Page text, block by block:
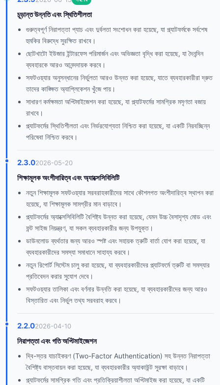
চূড়ান্ত উন্নতি এবং স্থিতিশীলতা
গুরুত্বপূর্ণ নিরাপত্তা প্যাচ এবং দুর্বলতা সংশোধন করা হয়েছে, যা প্ল্যাটফর্মকে সর্বশেষ
হুমকির বিরুদ্ধে সুরক্ষিত রাখবে।
ছোটখাটো ইউজার ইন্টারফেস পরিমার্জন এবং অভিজ্ঞতা বৃদ্ধি করা হয়েছে, যা দৈনন্দিন
ব্যবহারকে আরও আনন্দদায়ক করবে।
সফটওয়্যার অনুসন্ধানের নির্ভুলতা আরও উন্নত করা হয়েছে, যাতে ব্যবহারকারীরা দ্রুত
তাদের কাঙ্ক্ষিত অ্যাপ্লিকেশন খুঁজে পায়।
সাধারণ কর্মক্ষমতা অপ্টিমাইজেশন করা হয়েছে, যা প্ল্যাটফর্মের সামগ্রিক মসৃণতা বজায়
রাখবে।
প্ল্যাটফর্মের স্থিতিশীলতা এবং নির্ভরযোগ্যতা নিশ্চিত করা হয়েছে, যা একটি নিরবচ্ছিন্ন
পরিষেবা নিশ্চিত করবে।
2.3.02026-05-20
শিক্ষামূলক অংশীদারিত্ব এবং অ্যাক্সেসিবিলিটি
নতুন শিক্ষামূলক সফটওয়্যার সরবরাহকারীদের সাথে কৌশলগত অংশীদারিত্ব স্থাপন করা
হয়েছে, যা শিক্ষামূলক সামগ্রীর মান বাড়াবে।
প্ল্যাটফর্মের অ্যাক্সেসিবিলিটি বৈশিষ্ট্য উন্নত করা হয়েছে, যেমন উচ্চ বৈসাদৃশ্য মোড এবং
ফন্ট সাইজ নিয়ন্ত্রণ, যা সকল ব্যবহারকারীর জন্য উপযুক্ত।
ডাউনলোড ব্যর্থতার জন্য আরও স্পষ্ট এবং সহায়ক ত্রুটি বার্তা যোগ করা হয়েছে, যা
ব্যবহারকারীদের সমস্যা সমাধানে সাহায্য করবে।
নতুন রিপোর্ট সিস্টেম চালু করা হয়েছে, যা ব্যবহারকারীদের প্ল্যাটফর্মে ত্রুটি বা সমস্যার
প্রতিবেদন করার সুযোগ দেবে।
সফটওয়্যার তালিকা এবং বর্ণনার উন্নতি করা হয়েছে, যা ব্যবহারকারীদের জন্য আরও
বিস্তারিত এবং নির্ভুল তথ্য সরবরাহ করবে।
2.2.02026-04-10
নিরাপত্তা এবং গতি অপ্টিমাইজেশন
দ্বি-স্তর যাচাইকরণ (Two-Factor Authentication) সহ উন্নত নিরাপত্তা
বৈশিষ্ট্য বাস্তবায়ন করা হয়েছে, যা ব্যবহারকারীর অ্যাকাউন্ট সুরক্ষা বাড়াবে।
প্ল্যাটফর্মের সামগ্রিক গতি এবং প্রতিক্রিয়াশীলতা অপ্টিমাইজ করা হয়েছে, যা একটি